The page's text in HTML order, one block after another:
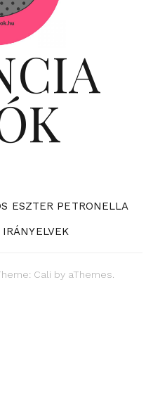
ESZTER PETRONELLA
Cali by aThemes.